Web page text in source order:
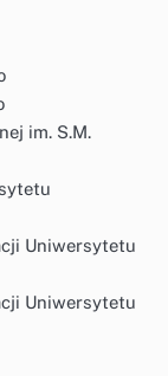
im. S.M.
Uniwersytetu
Uniwersytetu